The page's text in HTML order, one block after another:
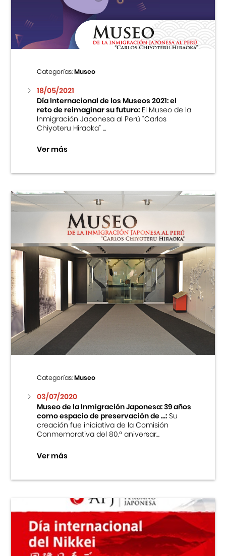
Centro Cultural Peruano Japonés
Cursos
Museo de la Inmigración Japonesa
Fondo Editorial
Teatro Peruano Japonés
Categorías:Museo
18/05/2021
Día Internacional de los Museos 2021: el
reto de reimaginar su futuro:El Museo de la
Inmigración Japonesa al Perú “Carlos
Chiyoteru Hiraoka” ...
Ver más
Categorías:Museo
03/07/2020
Museo de la Inmigración Japonesa: 39 años
como espacio de preservación de ...:Su
creación fue iniciativa de la Comisión
Conmemorativa del 80.º aniversar...
Ver más